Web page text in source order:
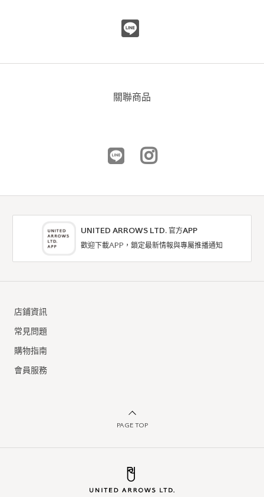
關聯商品
UNITED ARROWS LTD. 官方APP
歡迎下載APP，鎖定最新情報與專屬推播通知
店鋪資訊
常見問題
購物指南
會員服務
PAGE TOP